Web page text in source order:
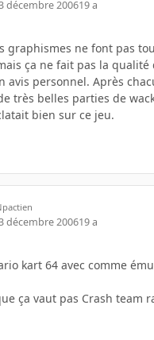
décembre 200619 a
graphismes ne font pas
ça ne fait pas la qualité
avis personnel. Après
très belles parties de
bien sur ce jeu.
décembre 200619 a
kart 64 avec comme
ça vaut pas Crash team